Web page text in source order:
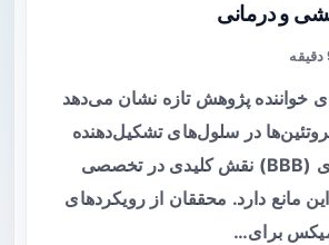
و درمانی
خواننده پژوهش تازه نشان می‌دهد
در سلول‌های تشکیل‌دهنده
مانع خونی–مغزی (BBB) نقش کلیدی در تخصصی
مانع دارد. محققان از رویکردهای
برای…